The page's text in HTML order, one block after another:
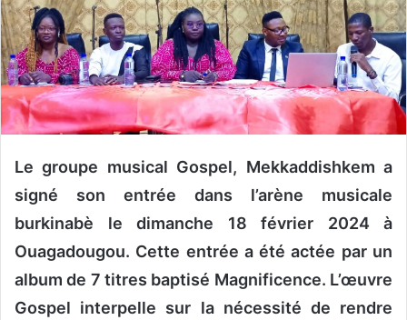
e
r
u
n
c
o
r
e
l
Le groupe musical Gospel, Mekkaddishkem a
signé son entrée dans l’arène musicale
burkinabè le dimanche 18 février 2024 à
Ouagadougou. Cette entrée a été actée par un
album de 7 titres baptisé Magnificence. L’œuvre
Gospel interpelle sur la nécessité de rendre